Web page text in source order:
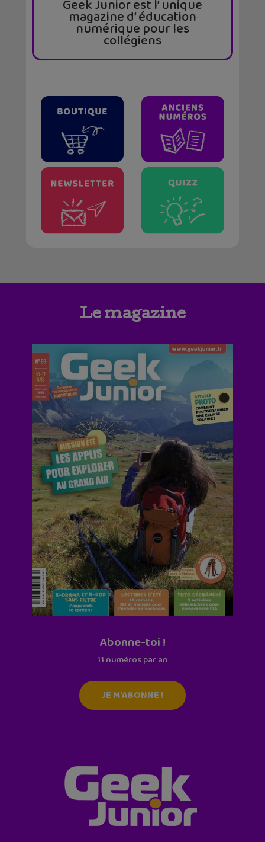
Geek Junior est l’ unique
magazine d’ éducation
numérique pour les
collégiens
Le magazine
Abonne-toi !
11 numéros par an
JE M'ABONNE !